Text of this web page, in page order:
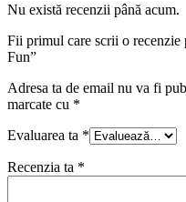
Nu există recenzii până acum.
Fii primul care scrii o recenzie
Fun”
Adresa ta de email nu va fi
marcate cu *
Evaluarea ta *
Recenzia ta *